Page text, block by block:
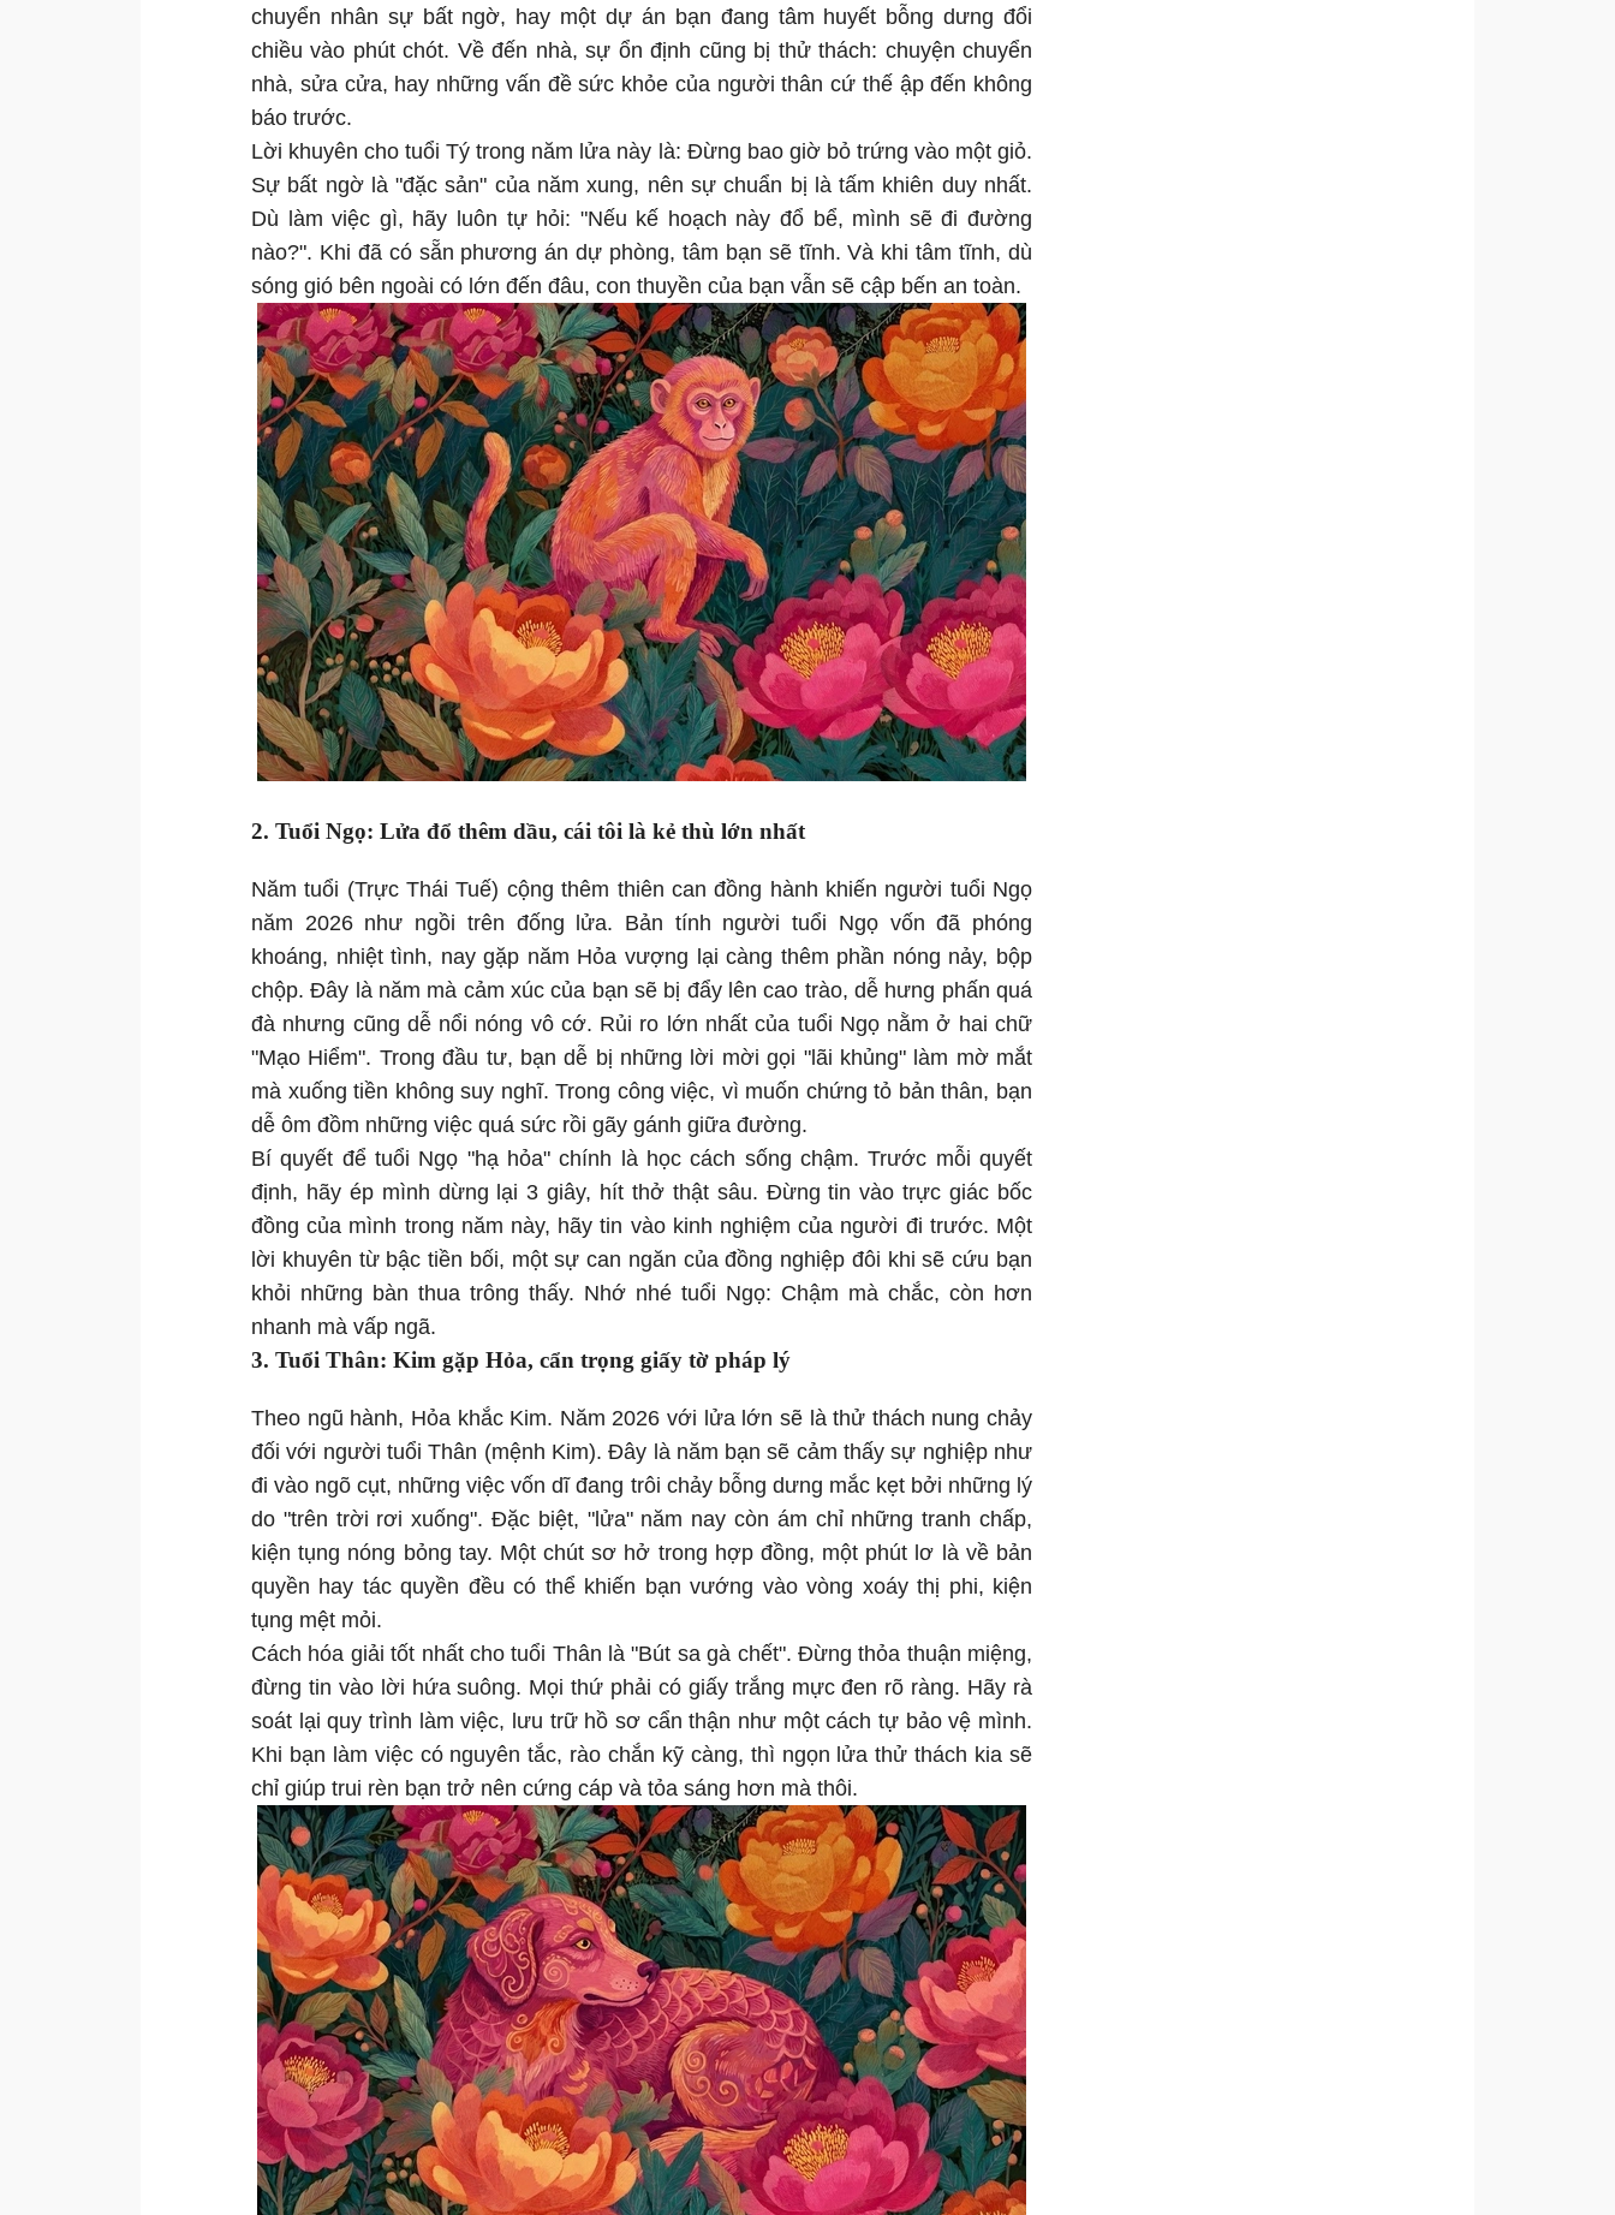
chuyển nhân sự bất ngờ, hay một dự án bạn đang tâm huyết bỗng dưng đổi
chiều vào phút chót. Về đến nhà, sự ổn định cũng bị thử thách: chuyện chuyển
nhà, sửa cửa, hay những vấn đề sức khỏe của người thân cứ thế ập đến không
báo trước.
Lời khuyên cho tuổi Tý trong năm lửa này là: Đừng bao giờ bỏ trứng vào một giỏ.
Sự bất ngờ là "đặc sản" của năm xung, nên sự chuẩn bị là tấm khiên duy nhất.
Dù làm việc gì, hãy luôn tự hỏi: "Nếu kế hoạch này đổ bể, mình sẽ đi đường
nào?". Khi đã có sẵn phương án dự phòng, tâm bạn sẽ tĩnh. Và khi tâm tĩnh, dù
sóng gió bên ngoài có lớn đến đâu, con thuyền của bạn vẫn sẽ cập bến an toàn.
2. Tuổi Ngọ: Lửa đổ thêm dầu, cái tôi là kẻ thù lớn nhất
Năm tuổi (Trực Thái Tuế) cộng thêm thiên can đồng hành khiến người tuổi Ngọ
năm 2026 như ngồi trên đống lửa. Bản tính người tuổi Ngọ vốn đã phóng
khoáng, nhiệt tình, nay gặp năm Hỏa vượng lại càng thêm phần nóng nảy, bộp
chộp. Đây là năm mà cảm xúc của bạn sẽ bị đẩy lên cao trào, dễ hưng phấn quá
đà nhưng cũng dễ nổi nóng vô cớ. Rủi ro lớn nhất của tuổi Ngọ nằm ở hai chữ
"Mạo Hiểm". Trong đầu tư, bạn dễ bị những lời mời gọi "lãi khủng" làm mờ mắt
mà xuống tiền không suy nghĩ. Trong công việc, vì muốn chứng tỏ bản thân, bạn
dễ ôm đồm những việc quá sức rồi gãy gánh giữa đường.
Bí quyết để tuổi Ngọ "hạ hỏa" chính là học cách sống chậm. Trước mỗi quyết
định, hãy ép mình dừng lại 3 giây, hít thở thật sâu. Đừng tin vào trực giác bốc
đồng của mình trong năm này, hãy tin vào kinh nghiệm của người đi trước. Một
lời khuyên từ bậc tiền bối, một sự can ngăn của đồng nghiệp đôi khi sẽ cứu bạn
khỏi những bàn thua trông thấy. Nhớ nhé tuổi Ngọ: Chậm mà chắc, còn hơn
nhanh mà vấp ngã.
3. Tuổi Thân: Kim gặp Hỏa, cẩn trọng giấy tờ pháp lý
Theo ngũ hành, Hỏa khắc Kim. Năm 2026 với lửa lớn sẽ là thử thách nung chảy
đối với người tuổi Thân (mệnh Kim). Đây là năm bạn sẽ cảm thấy sự nghiệp như
đi vào ngõ cụt, những việc vốn dĩ đang trôi chảy bỗng dưng mắc kẹt bởi những lý
do "trên trời rơi xuống". Đặc biệt, "lửa" năm nay còn ám chỉ những tranh chấp,
kiện tụng nóng bỏng tay. Một chút sơ hở trong hợp đồng, một phút lơ là về bản
quyền hay tác quyền đều có thể khiến bạn vướng vào vòng xoáy thị phi, kiện
tụng mệt mỏi.
Cách hóa giải tốt nhất cho tuổi Thân là "Bút sa gà chết". Đừng thỏa thuận miệng,
đừng tin vào lời hứa suông. Mọi thứ phải có giấy trắng mực đen rõ ràng. Hãy rà
soát lại quy trình làm việc, lưu trữ hồ sơ cẩn thận như một cách tự bảo vệ mình.
Khi bạn làm việc có nguyên tắc, rào chắn kỹ càng, thì ngọn lửa thử thách kia sẽ
chỉ giúp trui rèn bạn trở nên cứng cáp và tỏa sáng hơn mà thôi.